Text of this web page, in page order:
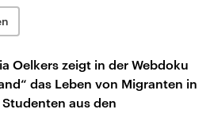
Oelkers zeigt in der Webdoku
das Leben von Migranten in
aus den